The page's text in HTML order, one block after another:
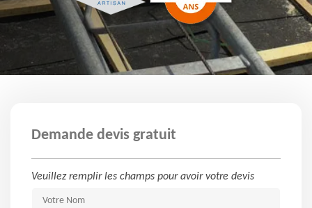
Demande devis gratuit
Veuillez remplir les champs pour avoir votre devis